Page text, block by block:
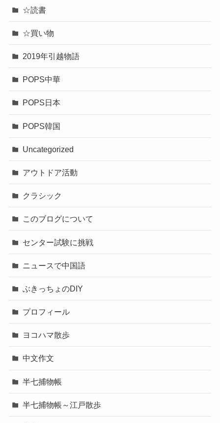
☆読書
☆買い物
2019年引越物語
POPS中華
POPS日本
POPS韓国
Uncategorized
アウトドア活動
クラシック
このブログについて
センター試験に挑戦
ニュースで中国語
ぶきっちょのDIY
プロフィール
ヨコハマ散歩
中文作文
半七捕物帳
半七捕物帳～江戸散歩